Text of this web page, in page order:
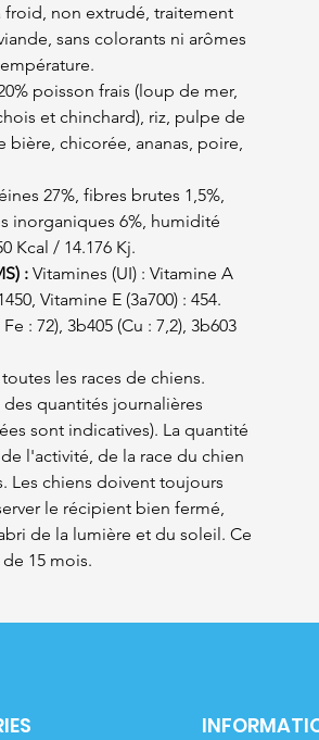
froid, non extrudé, traitement
sans colorants ni arômes
poisson frais (loup de mer,
et chinchard), riz, pulpe de
chicorée, ananas, poire,
27%, fibres brutes 1,5%,
inorganiques 6%, humidité
Kcal / 14.176 Kj.
: Vitamines (UI) : Vitamine A
Vitamine E (3a700) : 454.
: 72), 3b405 (Cu : 7,2), 3b603
les races de chiens.
quantités journalières
sont indicatives). La quantité
l'activité, de la race du chien
Les chiens doivent toujours
le récipient bien fermé,
de la lumière et du soleil. Ce
15 mois.